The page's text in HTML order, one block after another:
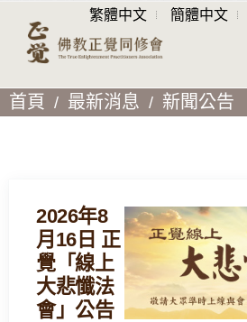
繁體中文 簡體中文
首頁 最新消息 新聞公告
2026年8
月16日 正
覺「線上
大悲懺法
會」公告